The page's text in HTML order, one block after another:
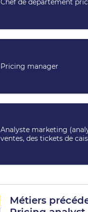
Chef de département
Pricing manager
Analyste marketing
ventes, des tickets de
Métiers